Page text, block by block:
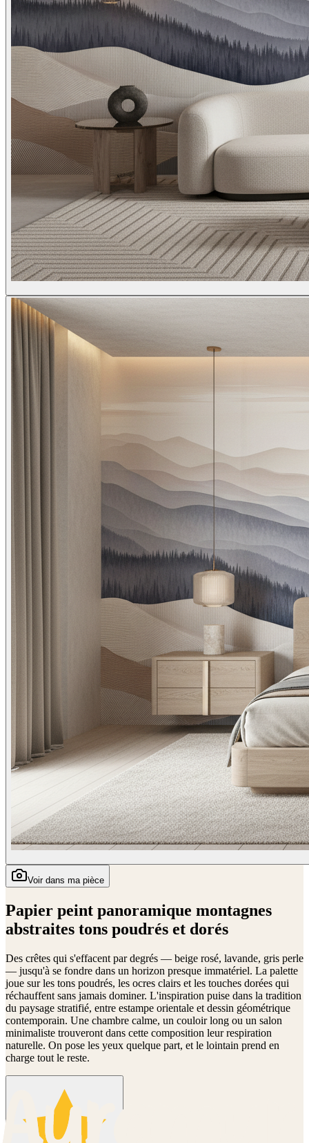
Voir dans ma pièce
Papier peint panoramique montagnes
abstraites tons poudrés et dorés
Des crêtes qui s'effacent par degrés — beige rosé, lavande, gris perle
— jusqu'à se fondre dans un horizon presque immatériel. La palette
joue sur les tons poudrés, les ocres clairs et les touches dorées qui
réchauffent sans jamais dominer. L'inspiration puise dans la tradition
du paysage stratifié, entre estampe orientale et dessin géométrique
contemporain. Une chambre calme, un couloir long ou un salon
minimaliste trouveront dans cette composition leur respiration
naturelle. On pose les yeux quelque part, et le lointain prend en
charge tout le reste.